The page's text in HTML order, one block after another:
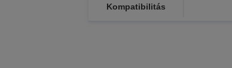
Kompatibilitás